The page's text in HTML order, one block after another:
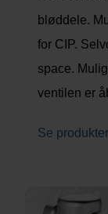
bløddele.
for CIP.
space.
ventilen er
Se produkter